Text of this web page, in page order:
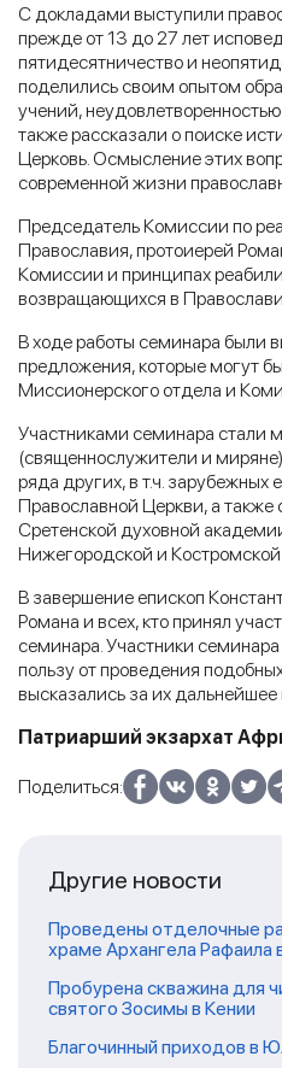
С докладами выступили
прежде от 13 до 27 лет
пятидесятничество и
поделились своим опытом
учений,
также рассказали о поиске
Церковь. Осмысление этих
современной жизни
Председатель Комиссии по
Православия, протоиерей
Комиссии и принципах
возвращающихся в
В ходе работы семинара были
предложения, которые могут
Миссионерского отдела и
Участниками семинара стали
(священнослужители и
ряда других, в т.ч. зарубежных
Православной Церкви, а также
Сретенской духовной
Нижегородской и
В завершение епископ
Романа и всех, кто принял
семинара. Участники
пользу от проведения
высказались за их
Патриарший экзархат
Поделиться:
Другие новости
Проведены отделочные
храме Архангела Рафаила
Пробурена скважина для
святого Зосимы в Кении
Благочинный приходов в